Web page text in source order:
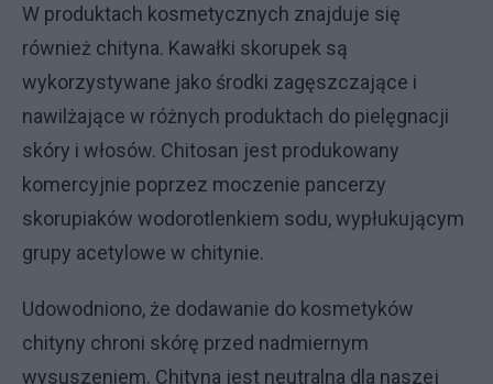
W produktach kosmetycznych znajduje się
również chityna. Kawałki skorupek są
wykorzystywane jako środki zagęszczające i
nawilżające w różnych produktach do pielęgnacji
skóry i włosów. Chitosan jest produkowany
komercyjnie poprzez moczenie pancerzy
skorupiaków wodorotlenkiem sodu, wypłukującym
grupy acetylowe w chitynie.
Udowodniono, że dodawanie do kosmetyków
chityny chroni skórę przed nadmiernym
wysuszeniem. Chityna jest neutralna dla naszej